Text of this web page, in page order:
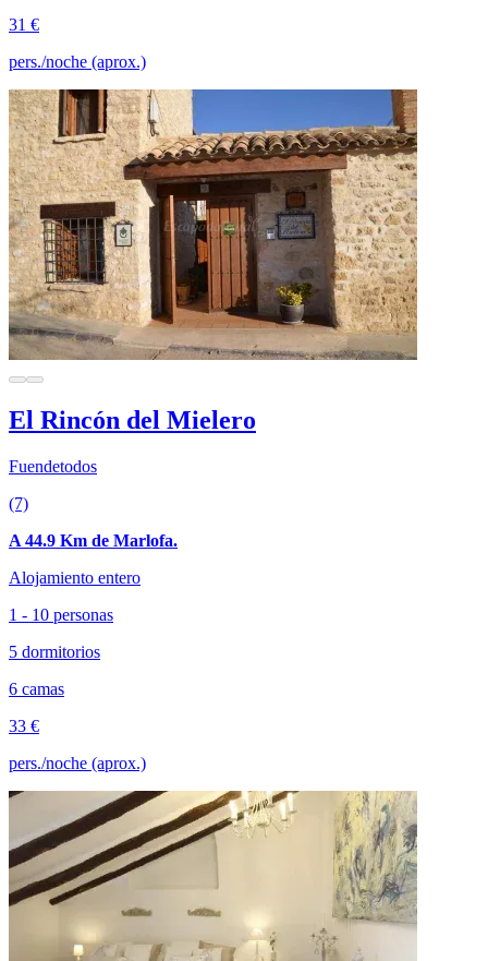
31 €
pers./noche (aprox.)
El Rincón del Mielero
Fuendetodos
(7)
A 44.9 Km de Marlofa.
Alojamiento entero
1 - 10 personas
5 dormitorios
6 camas
33 €
pers./noche (aprox.)